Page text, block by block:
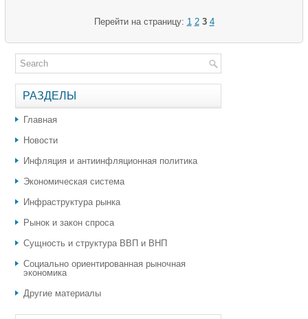
Перейти на страницу: 1 2 3 4
РАЗДЕЛЫ
Главная
Новости
Инфляция и антиинфляционная политика
Экономическая система
Инфраструктура рынка
Рынок и закон спроса
Сущность и структура ВВП и ВНП
Социально ориентированная рыночная
экономика
Другие материалы